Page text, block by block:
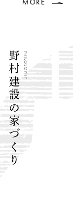
野村建設の家づくりPHILOSOPHY